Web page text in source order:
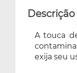
A touca
exija seu